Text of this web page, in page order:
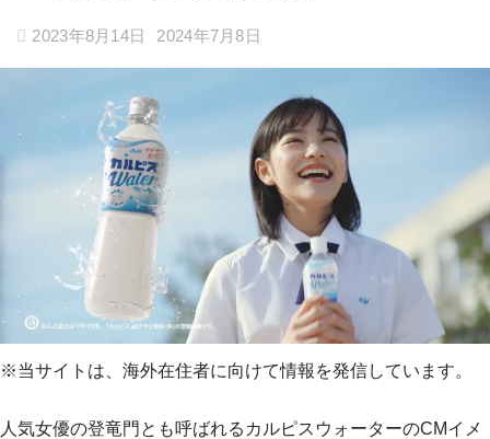
2023年8月14日 2024年7月8日
※当サイトは、海外在住者に向けて情報を発信しています。
人気女優の登竜門とも呼ばれるカルピスウォーターのCMイメ